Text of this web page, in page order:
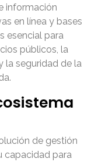
información
en línea y bases
esencial para
públicos, la
la seguridad de la
de gestión
capacidad para